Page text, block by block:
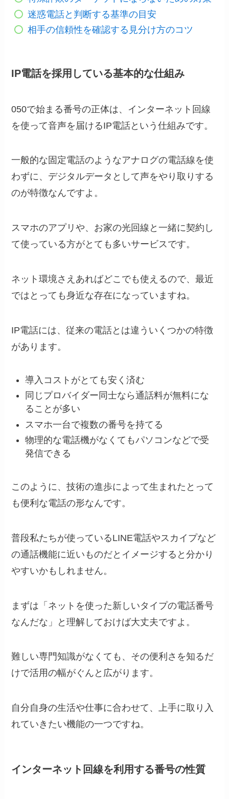
迷惑電話と判断する基準の目安
相手の信頼性を確認する見分け方のコツ
IP電話を採用している基本的な仕組み
050で始まる番号の正体は、インターネット回線
を使って音声を届けるIP電話という仕組みです。
一般的な固定電話のようなアナログの電話線を使
わずに、デジタルデータとして声をやり取りする
のが特徴なんですよ。
スマホのアプリや、お家の光回線と一緒に契約し
て使っている方がとても多いサービスです。
ネット環境さえあればどこでも使えるので、最近
ではとっても身近な存在になっていますね。
IP電話には、従来の電話とは違ういくつかの特徴
があります。
導入コストがとても安く済む
同じプロバイダー同士なら通話料が無料にな
ることが多い
スマホ一台で複数の番号を持てる
物理的な電話機がなくてもパソコンなどで受
発信できる
このように、技術の進歩によって生まれたとって
も便利な電話の形なんです。
普段私たちが使っているLINE電話やスカイプなど
の通話機能に近いものだとイメージすると分かり
やすいかもしれません。
まずは「ネットを使った新しいタイプの電話番号
なんだな」と理解しておけば大丈夫ですよ。
難しい専門知識がなくても、その便利さを知るだ
けで活用の幅がぐんと広がります。
自分自身の生活や仕事に合わせて、上手に取り入
れていきたい機能の一つですね。
インターネット回線を利用する番号の性質